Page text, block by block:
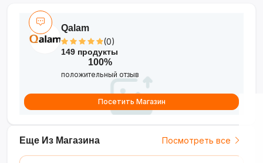
практичность
Еще Из Магазина Посмотреть все
Qalam
(0)
149 продукты
100%
положительный отзыв
Посетить Магазин